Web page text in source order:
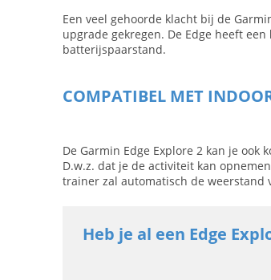
Een veel gehoorde klacht bij de
upgrade gekregen. De Edge heeft een
batterijspaarstand.
COMPATIBEL MET
De Garmin Edge Explore 2 kan je
D.w.z. dat je de activiteit kan
trainer zal automatisch de weerstand
Heb je al een Edge